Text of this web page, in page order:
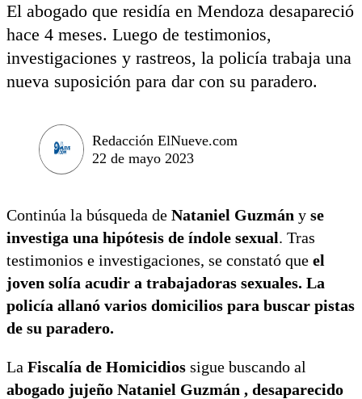
El abogado que residía en Mendoza desapareció
hace 4 meses. Luego de testimonios,
investigaciones y rastreos, la policía trabaja una
nueva suposición para dar con su paradero.
Redacción ElNueve.com
22 de mayo 2023
Continúa la búsqueda de Nataniel Guzmán y se
investiga una hipótesis de índole sexual. Tras
testimonios e investigaciones, se constató que el
joven solía acudir a trabajadoras sexuales. La
policía allanó varios domicilios para buscar pistas
de su paradero.
La Fiscalía de Homicidios sigue buscando al
abogado jujeño Nataniel Guzmán , desaparecido